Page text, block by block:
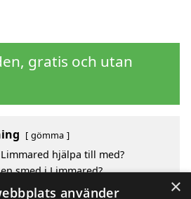
gratis och utan
gömma
hjälpa till med?
smed i Limmared?
smed i Limmared
×
använder